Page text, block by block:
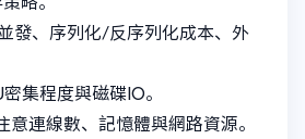
發、序列化/反序列化成本、外
密集程度與磁碟IO。
意連線數、記憶體與網路資源。